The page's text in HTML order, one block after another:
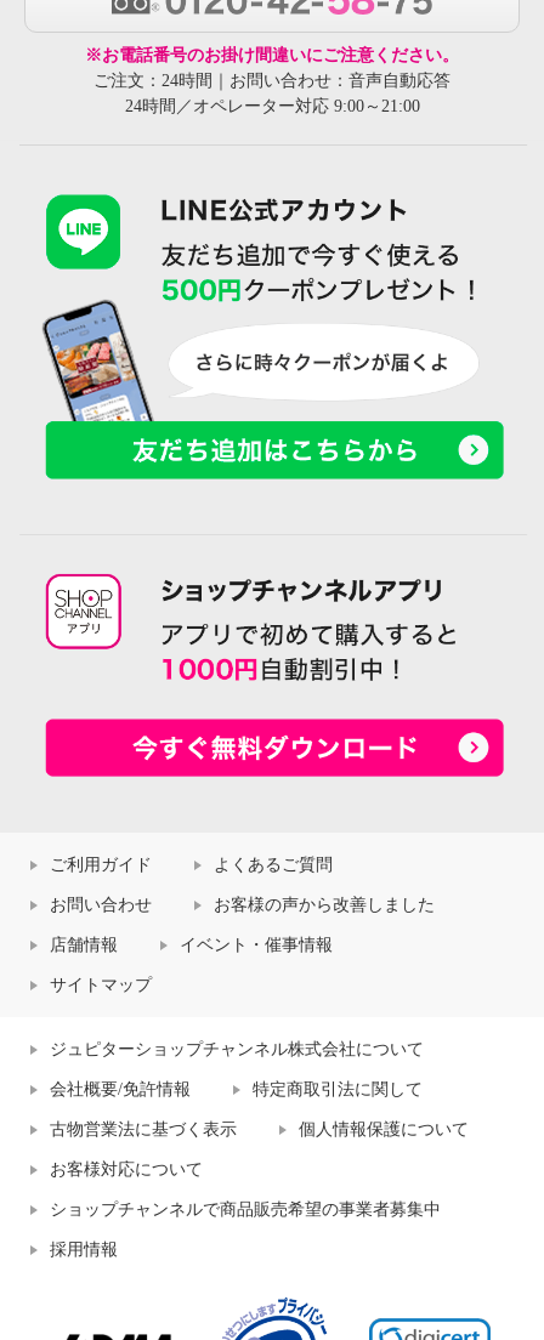
※お電話番号のお掛け間違いにご注意ください。
ご注文：24時間｜お問い合わせ：音声自動応答
24時間／オペレーター対応 9:00～21:00
ご利用ガイド よくあるご質問
お問い合わせ お客様の声から改善しました
店舗情報 イベント・催事情報
サイトマップ
ジュピターショップチャンネル株式会社について
会社概要/免許情報 特定商取引法に関して
古物営業法に基づく表示 個人情報保護について
お客様対応について
ショップチャンネルで商品販売希望の事業者募集中
採用情報